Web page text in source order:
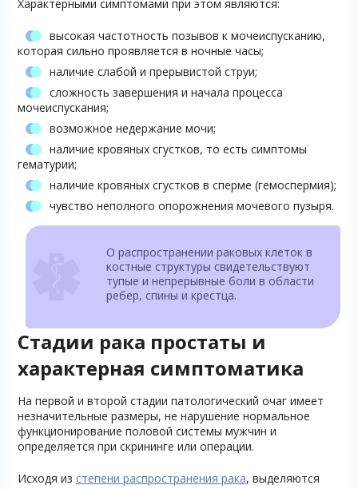
Характерными симптомами при этом являются:
высокая частотность позывов к мочеиспусканию,
которая сильно проявляется в ночные часы;
наличие слабой и прерывистой струи;
сложность завершения и начала процесса
мочеиспускания;
возможное недержание мочи;
наличие кровяных сгустков, то есть симптомы
гематурии;
наличие кровяных сгустков в сперме (гемоспермия);
чувство неполного опорожнения мочевого пузыря.
О распространении раковых клеток в
костные структуры свидетельствуют
тупые и непрерывные боли в области
ребер, спины и крестца.
Стадии рака простаты и
характерная симптоматика
На первой и второй стадии патологический очаг имеет
незначительные размеры, не нарушение нормальное
функционирование половой системы мужчин и
определяется при скрининге или операции.
Исходя из степени распространения рака, выделяются